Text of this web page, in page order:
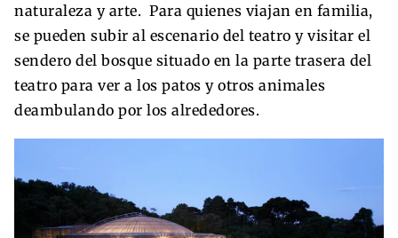
naturaleza y arte. Para quienes viajan en familia,
se pueden subir al escenario del teatro y visitar el
sendero del bosque situado en la parte trasera del
teatro para ver a los patos y otros animales
deambulando por los alrededores.